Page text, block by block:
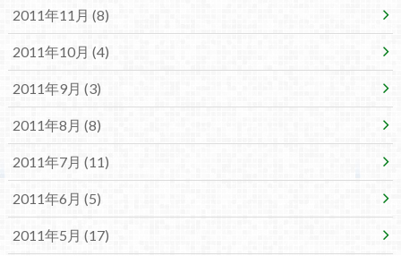
2011年11月 (8)
2011年10月 (4)
2011年9月 (3)
2011年8月 (8)
2011年7月 (11)
2011年6月 (5)
2011年5月 (17)